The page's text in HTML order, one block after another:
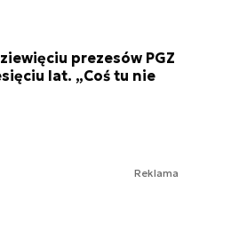
prezesów PGZ
lat. „Coś tu nie
Reklama